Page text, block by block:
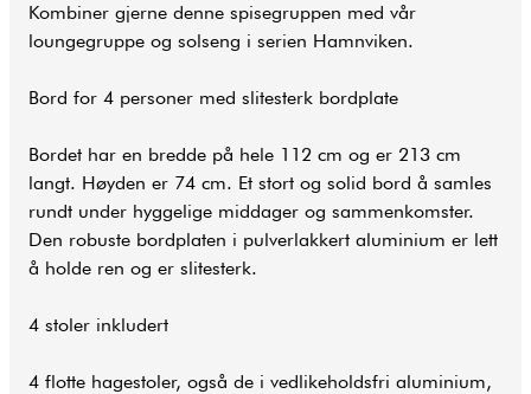
Kombiner gjerne denne spisegruppen med vår
loungegruppe og solseng i serien Hamnviken.
Bord for 4 personer med slitesterk bordplate
Bordet har en bredde på hele 112 cm og er 213 cm
langt. Høyden er 74 cm. Et stort og solid bord å samles
rundt under hyggelige middager og sammenkomster.
Den robuste bordplaten i pulverlakkert aluminium er lett
å holde ren og er slitesterk.
4 stoler inkludert
4 flotte hagestoler, også de i vedlikeholdsfri aluminium,